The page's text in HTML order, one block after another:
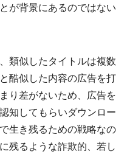
が背景にあるのではない
類似したタイトルは複数
酷似した内容の広告を打
り差がないため、広告を
知してもらいダウンロー
生き残るための戦略なの
残るような詐欺的、若し